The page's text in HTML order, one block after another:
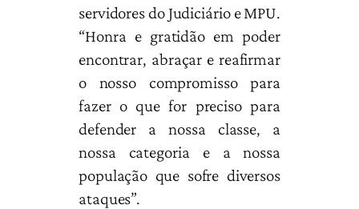
servidores do Judiciário e MPU.
“Honra e gratidão em poder
encontrar, abraçar e reafirmar
o nosso compromisso para
fazer o que for preciso para
defender a nossa classe, a
nossa categoria e a nossa
população que sofre diversos
ataques”.